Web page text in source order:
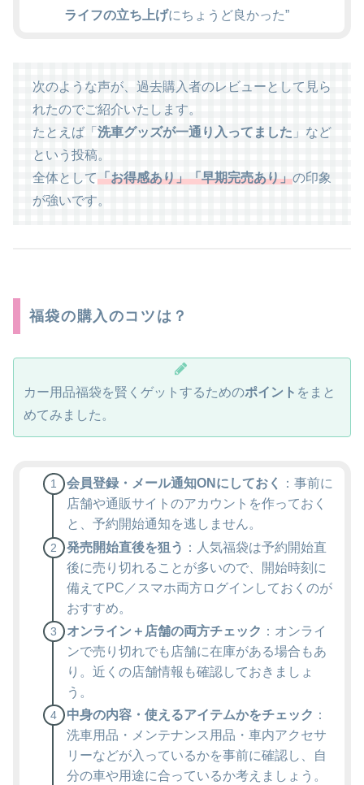
ライフの立ち上げにちょうど良かった”
次のような声が、過去購入者のレビューとして見ら
れたのでご紹介いたします。
たとえば「 洗車グッズが一通り入ってました 」など
という投稿。
全体として「お得感あり」「早期完売あり」の印象
が強いです。
福袋の購入のコツは？
カー用品福袋を賢くゲットするためのポイント をまと
めてみました。
会員登録・メール通知ONにしておく
：事前に
店舗や通販サイトのアカウントを作っておく
と、予約開始通知を逃しません。
発売開始直後を狙う ：人気福袋は予約開始直
後に売り切れることが多いので、開始時刻に
備えてPC／スマホ両方ログインしておくのが
おすすめ。
オンライン＋店舗の両方チェック ：オンライ
ンで売り切れでも店舗に在庫がある場合もあ
り。近くの店舗情報も確認しておきましょ
う。
中身の内容・使えるアイテムかをチェック ：
洗車用品・メンテナンス用品・車内アクセサ
リーなどが入っているかを事前に確認し、自
分の車や用途に合っているか考えましょう。